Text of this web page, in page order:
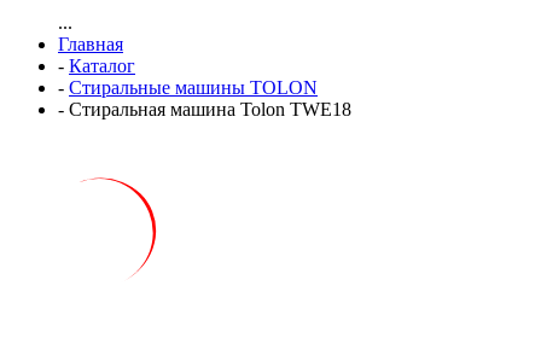
...
Главная
- Каталог
- Стиральные машины TOLON
- Стиральная машина Tolon TWE18